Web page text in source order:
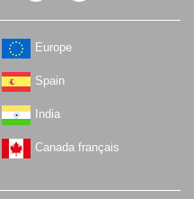
Europe
Spain
India
Canada français